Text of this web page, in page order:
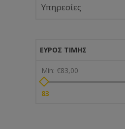
Υπηρεσίες
ΕΎΡΟΣ ΤΙΜΉΣ
Min: €83,00
83